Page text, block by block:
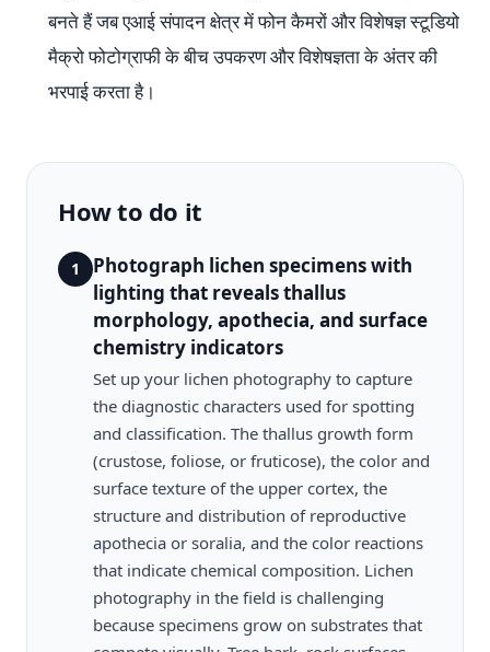
बनते हैं जब एआई संपादन क्षेत्र में फोन कैमरों और विशेषज्ञ स्टूडियो
मैक्रो फोटोग्राफी के बीच उपकरण और विशेषज्ञता के अंतर की
भरपाई करता है।
How to do it
1
Photograph lichen specimens with
lighting that reveals thallus
morphology, apothecia, and surface
chemistry indicators
Set up your lichen photography to capture
the diagnostic characters used for spotting
and classification. The thallus growth form
(crustose, foliose, or fruticose), the color and
surface texture of the upper cortex, the
structure and distribution of reproductive
apothecia or soralia, and the color reactions
that indicate chemical composition. Lichen
photography in the field is challenging
because specimens grow on substrates that